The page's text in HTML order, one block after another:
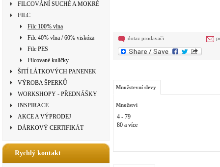
FILCOVÁNÍ SUCHÉ A MOKRÉ
FILC
Filc 100% vlna
Filc 40% vlna / 60% viskóza
Filc PES
Filcované kuličky
ŠITÍ LÁTKOVÝCH PANENEK
VÝROBA ŠPERKŮ
WORKSHOPY - PŘEDNÁŠKY
INSPIRACE
AKCE A VÝPRODEJ
DÁRKOVÝ CERTIFIKÁT
Rychlý kontakt
dotaz prodavači
Množstevní slevy
Množství
4 - 79
80 a více